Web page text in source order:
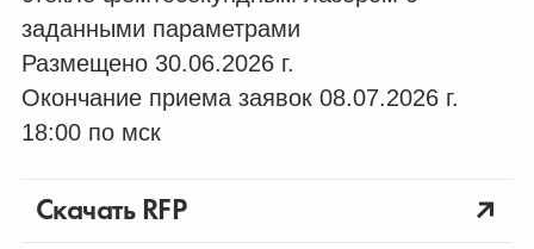
заданными параметрами
Размещено 30.06.2026 г.
Окончание приема заявок 08.07.2026 г.
18:00 по мск
Скачать RFP